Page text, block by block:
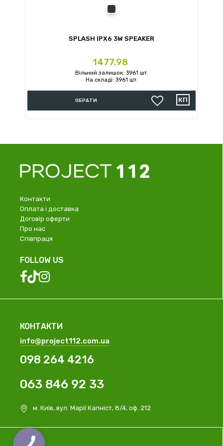
SPLASH IPX6 3W SPEAKER
Ціна
1477.98
Вільний залишок: 3961 шт.
На складі: 3961 шт.
ОБРАТИ
Контакти
Оплата і доставка
Договір оферти
Про нас
Співпраця
FOLLOW US
КОНТАКТИ
info@project112.com.ua
098 264 4216
063 846 92 33
м. Київ, вул. Марії Капніст, 8/4, оф. 212